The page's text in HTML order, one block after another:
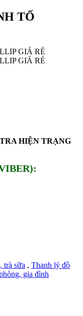
TỐ
HIỆN TRẠNG
trà sữa , Thanh lý đồ
gia đình